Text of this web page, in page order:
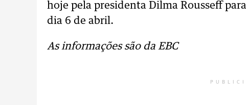
hoje pela presidenta Dilma Rousseff
dia 6 de abril.
As informações são da EBC